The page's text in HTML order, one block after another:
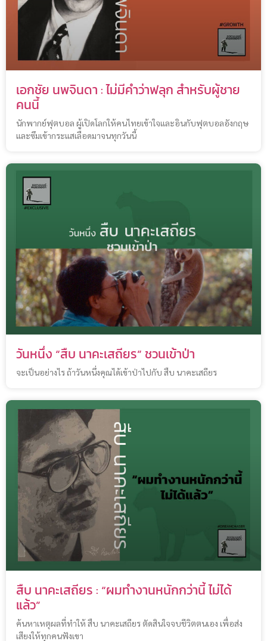
เอกชัย นพจินดา : ไม่มีคำว่าฟลุก สำหรับผู้ชาย
คนนี้
นักพากย์ฟุตบอล ผู้เปิดโลกให้คนไทยเข้าใจและอินกับฟุตบอลอังกฤษ
และซึมเข้ากระแสเลือดมาจนทุกวันนี้
วันหนึ่ง “สืบ นาคะเสถียร” ชวนเข้าป่า
จะเป็นอย่างไร ถ้าวันหนึ่งคุณได้เข้าป่าไปกับ สืบ นาคะเสถียร
สืบ นาคะเสถียร : “ผมทำงานหนักกว่านี้ ไม่ได้
แล้ว”
ค้นหาเหตุผลที่ทำให้ สืบ นาคะเสถียร ตัดสินใจจบชีวิตตนเอง เพื่อส่ง
เสียงให้ทุกคนฟังเขา